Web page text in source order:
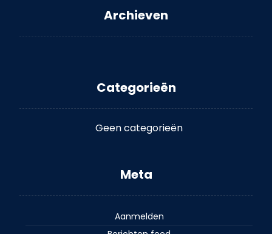
Archieven
Categorieën
Geen categorieën
Meta
Aanmelden